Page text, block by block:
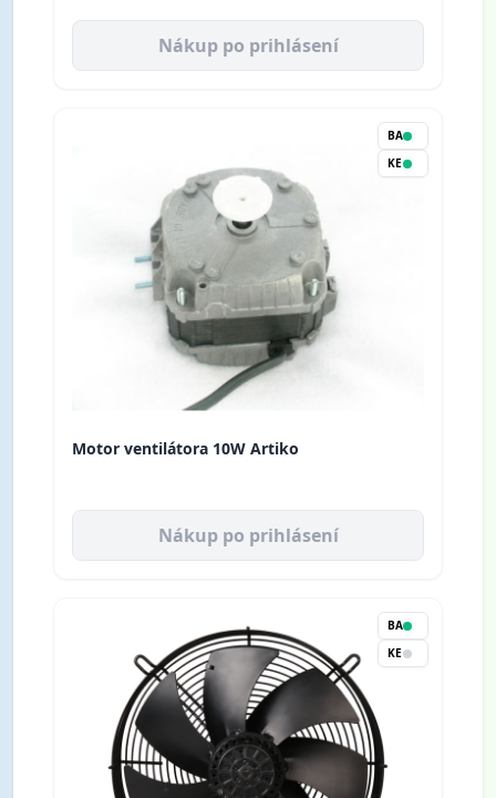
Nákup po prihlásení
BA
KE
Motor ventilátora 10W Artiko
Nákup po prihlásení
BA
KE